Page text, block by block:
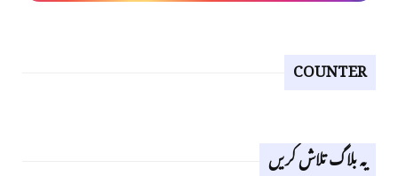
COUNTER
یہ بلاگ تلاش کریں